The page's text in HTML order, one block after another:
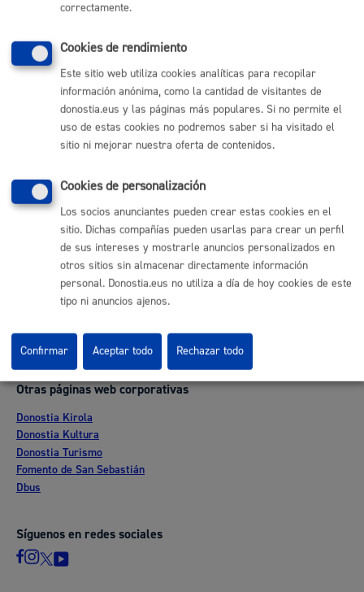
Comunícate con el Ayuntamiento de Donostia / San
Sebastián
(gratuito desde Donostia / San Sebastián)
(+34) 943 481 000
Informar de un error en la web
Enlaces útiles
Ofertas de empleo
Perfil del contratante
Sede electrónica
Mapas - GeoDonostia
Mapa web
Otras páginas web corporativas
Donostia Kirola
Donostia Kultura
Donostia Turismo
Fomento de San Sebastián
Dbus
Síguenos en redes sociales
correctamente.
Cookies de rendimiento
Este sitio web utiliza cookies analíticas para recopilar
información anónima, como la cantidad de visitantes de
donostia.eus y las páginas más populares. Si no permite el
uso de estas cookies no podremos saber si ha visitado el
sitio ni mejorar nuestra oferta de contenidos.
Cookies de personalización
Los socios anunciantes pueden crear estas cookies en el
sitio. Dichas compañías pueden usarlas para crear un perfil
de sus intereses y mostrarle anuncios personalizados en
otros sitios sin almacenar directamente información
personal. Donostia.eus no utiliza a día de hoy cookies de este
tipo ni anuncios ajenos.
Rechazar todo
Confirmar Aceptar todo